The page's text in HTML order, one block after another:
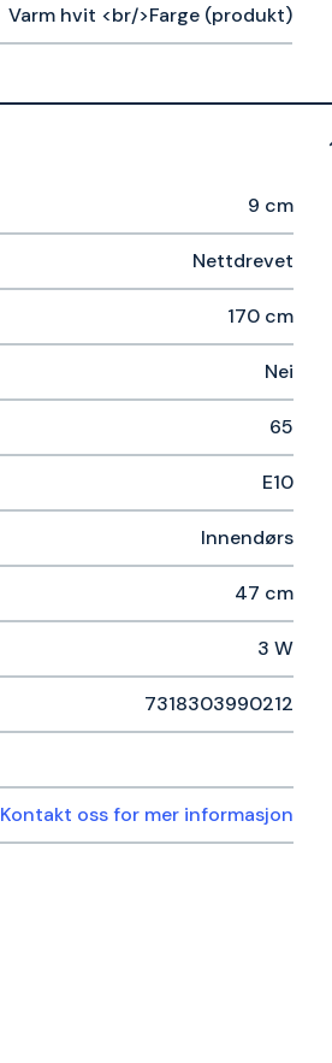
Varm hvit <br/>Farge (produkt)
9 cm
Nettdrevet
170 cm
Nei
65
E10
Innendørs
47 cm
3 W
7318303990212
Kontakt oss for mer informasjon